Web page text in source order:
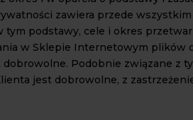
zawiera przede
podstawy, cele i okres
w Sklepie Internetowym plików
Podobnie związane z
jest dobrowolne, z